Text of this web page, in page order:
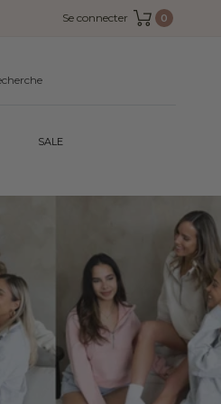
Se connecter Panier
0
SALE